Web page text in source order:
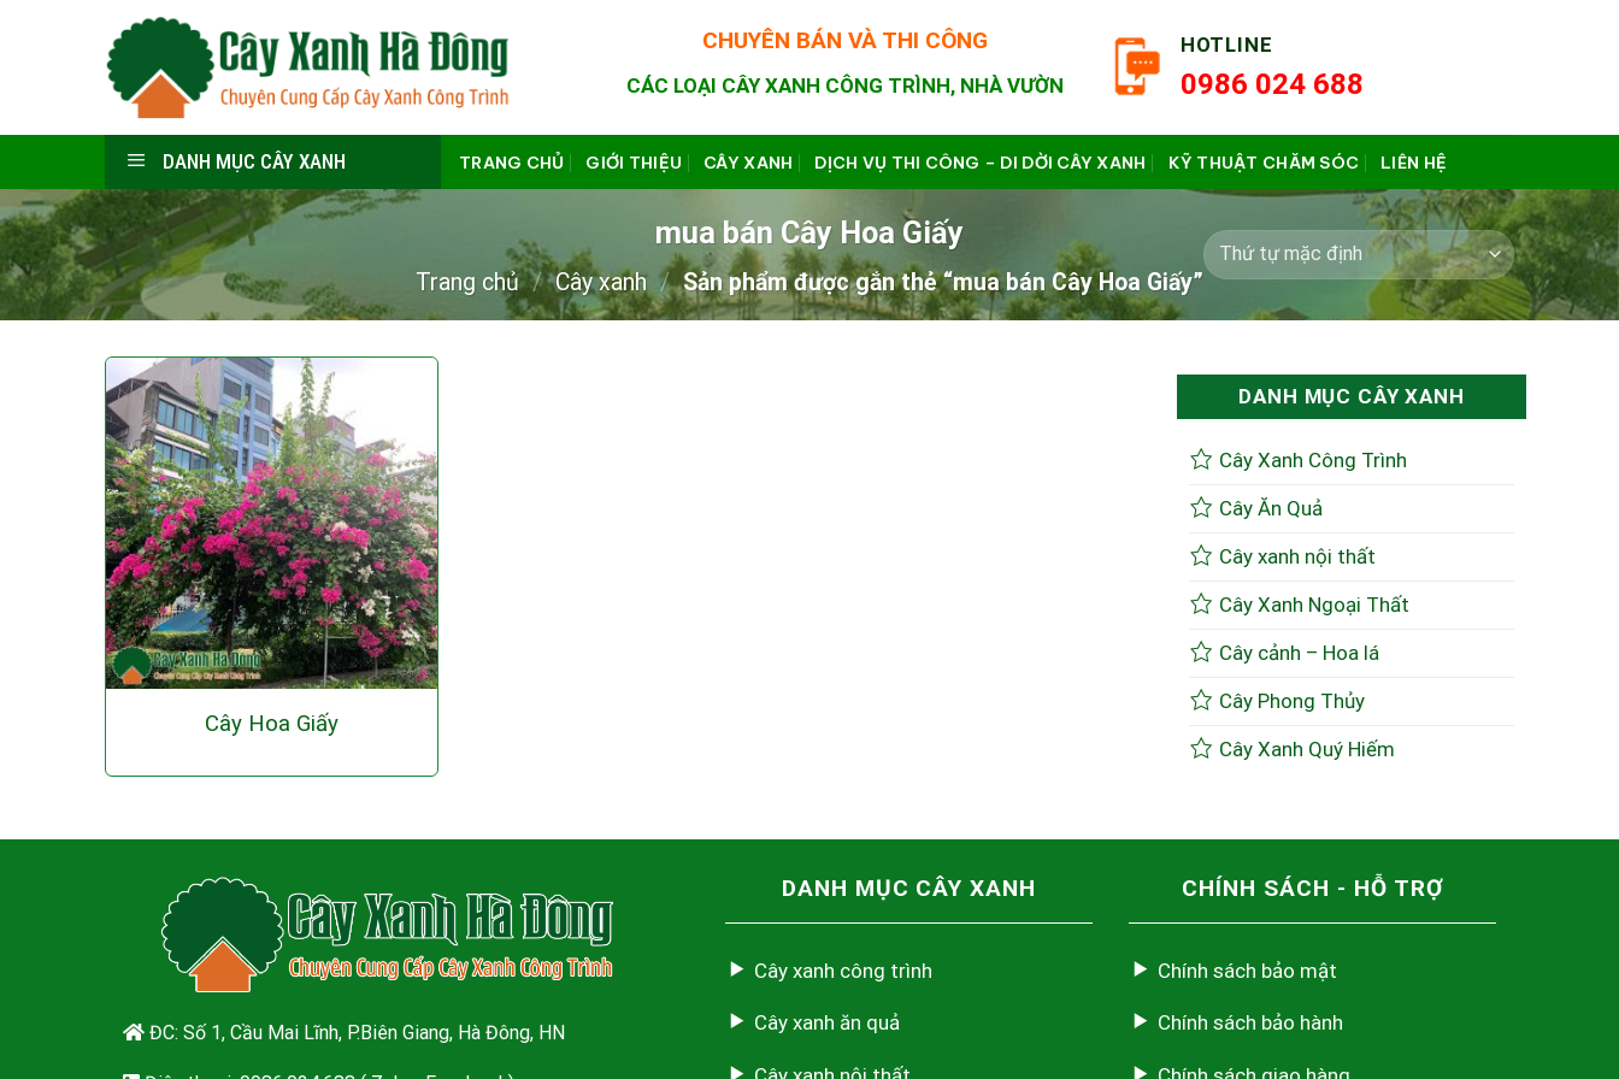
CHUYÊN BÁN VÀ THI CÔNG
CÁC LOẠI CÂY XANH CÔNG TRÌNH, NHÀ VƯỜN
HOTLINE
0986 024 688
DANH MỤC CÂY XANH TRANG CHỦ GIỚI THIỆU CÂY XANH DỊCH VỤ THI CÔNG – DI DỜI CÂY XANH KỸ THUẬT CHĂM SÓC LIÊN HỆ
mua bán Cây Hoa Giấy
Trang chủ / Cây xanh / Sản phẩm được gắn thẻ “mua bán Cây Hoa Giấy”
Cây Hoa Giấy
DANH MỤC CÂY XANH
Cây Xanh Công Trình
Cây Ăn Quả
Cây xanh nội thất
Cây Xanh Ngoại Thất
Cây cảnh – Hoa lá
Cây Phong Thủy
Cây Xanh Quý Hiếm
ĐC: Số 1, Cầu Mai Lĩnh, P.Biên Giang, Hà Đông, HN
DANH MỤC CÂY XANH
Cây xanh công trình
Cây xanh ăn quả
CHÍNH SÁCH - HỖ TRỢ
Chính sách bảo mật
Chính sách bảo hành